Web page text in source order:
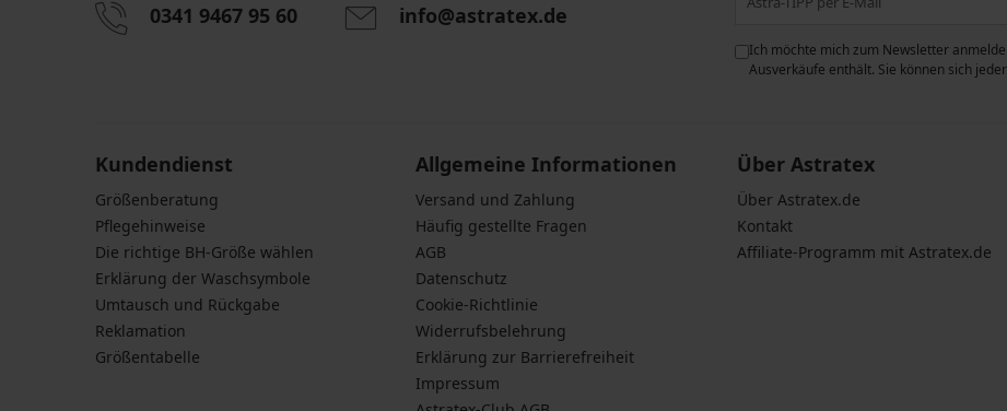
0341 9467 95 60 info@astratex.de
Ich möchte mich zum Newsletter
Ausverkäufe enthält. Sie können sich
Kundendienst
Größenberatung
Pflegehinweise
Die richtige BH-Größe wählen
Erklärung der Waschsymbole
Umtausch und Rückgabe
Reklamation
Größentabelle
Allgemeine Informationen
Versand und Zahlung
Häufig gestellte Fragen
AGB
Datenschutz
Cookie-Richtlinie
Widerrufsbelehrung
Erklärung zur Barrierefreiheit
Impressum
Über Astratex
Über Astratex.de
Kontakt
Affiliate-Programm mit Astratex.de